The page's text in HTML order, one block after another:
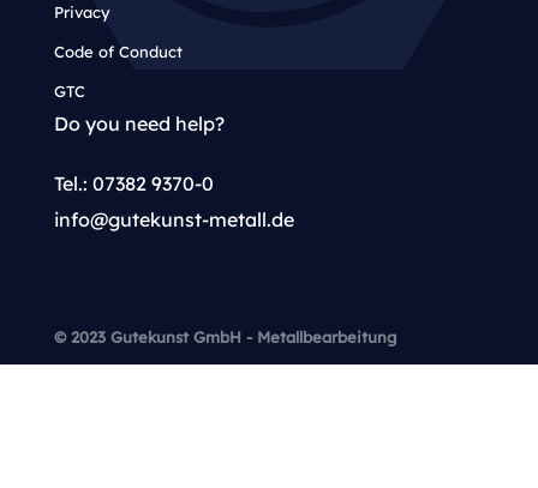
Privacy
Code of Conduct
GTC
Do you need help?
Tel.: 07382 9370-0
info@gutekunst-metall.de
© 2023 Gutekunst GmbH - Metallbearbeitung